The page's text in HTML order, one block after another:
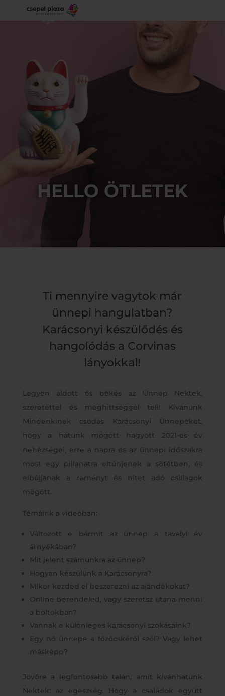
HELLO ÖTLETEK
Ti mennyire vagytok már
ünnepi hangulatban?
Karácsonyi készülődés és
hangolódás a Corvinas
lányokkal!
Legyen áldott és békés az Ünnep Nektek,
szeretettel és meghittséggel teli! Kívánunk
Mindenkinek csodás Karácsonyi Ünnepeket,
hogy a hátunk mögött hagyott 2021-es év
nehézségei, erre a napra és az ünnepi időszakra
most egy pillanatra eltűnjenek a sötétben, és
elbújjanak a reményt és hitet adó csillagok
mögött.
Témáink a videóban:
Változott e bármit az ünnep a tavalyi év
árnyékában?
Mit jelent számunkra az ünnep?
Hogyan készülünk a Karácsonyra?
Mikor kezded el beszerezni az ajándékokat?
Online berendeled, vagy szeretsz utána menni
a boltokban?
Vannak e különleges karácsonyi szokásaink?
Egy nő ünnepe a főzőcskéről szól? Vagy lehet
másképp?
Jövőre a legfontosabb talán, amit kívánhatunk
Nektek: az egészség. Hogy a családok együtt